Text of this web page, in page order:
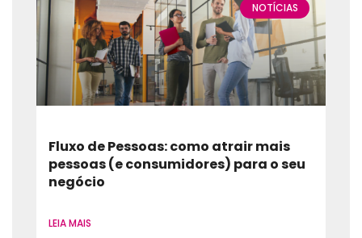
NOTÍCIAS
Fluxo de Pessoas: como atrair mais
pessoas (e consumidores) para o seu
negócio
LEIA MAIS